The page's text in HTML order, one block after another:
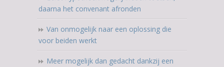
daarna het convenant afronden
Van onmogelijk naar een oplossing die
voor beiden werkt
Meer mogelijk dan gedacht dankzij een